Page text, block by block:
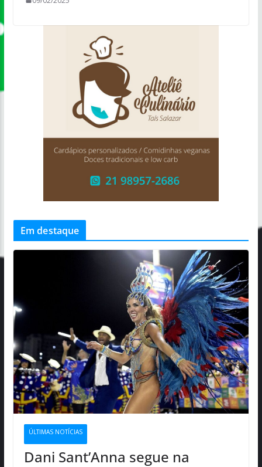
Em destaque
ÚLTIMAS NOTÍCIAS
Dani Sant’Anna segue na